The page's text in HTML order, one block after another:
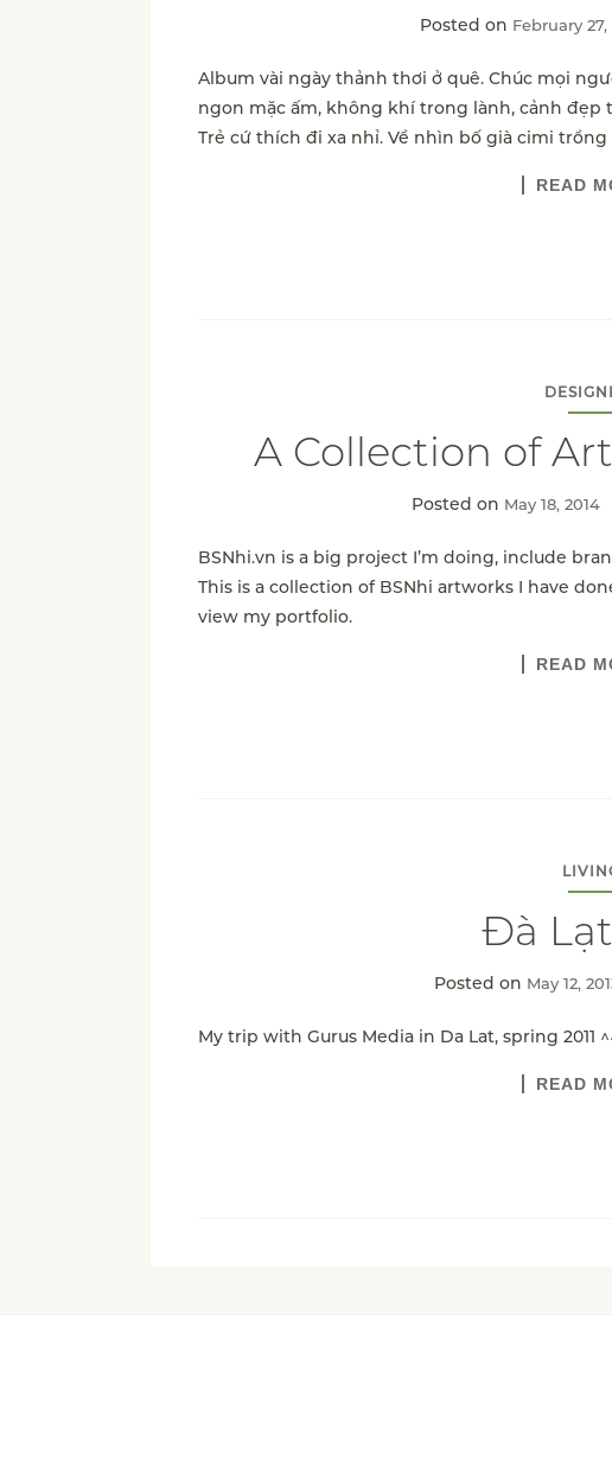
Posted on February 27,
Album vài ngày thảnh thơi ở quê. Chúc mọi
ngon mặc ấm, không khí trong lành, cảnh đẹp
Trẻ cứ thích đi xa nhỉ. Về nhìn bố già cimi trồng
READ
A Collection of
Posted on May 18, 2014
BSNhi.vn is a big project I’m doing, include
This is a collection of BSNhi artworks I have
view my portfolio.
READ
Đà Lạt
Posted on May 12,
My trip with Gurus Media in Da Lat, spring 2011
READ